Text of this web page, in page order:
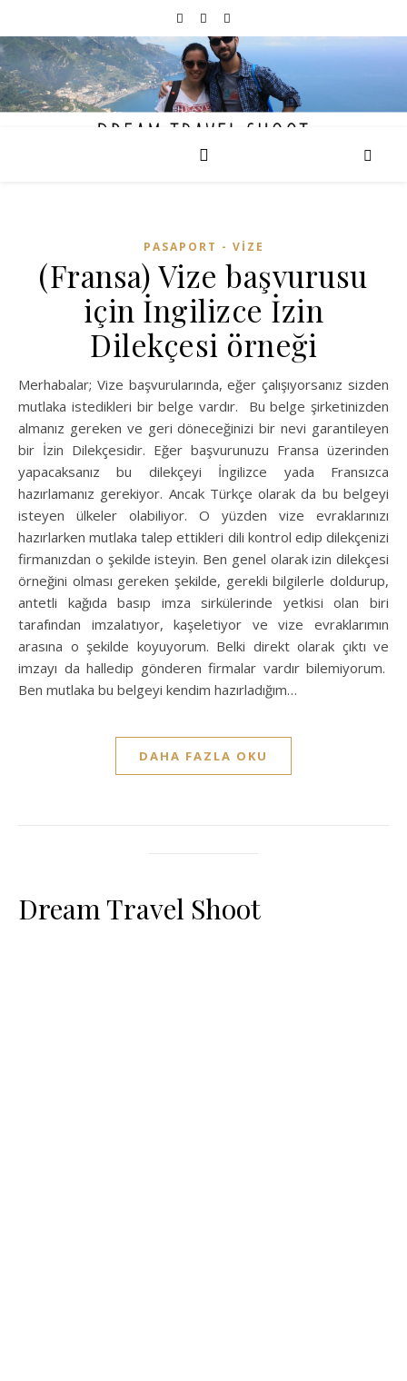
PASAPORT - VİZE
(Fransa) Vize başvurusu
için İngilizce İzin
Dilekçesi örneği
Merhabalar; Vize başvurularında, eğer çalışıyorsanız sizden
mutlaka istedikleri bir belge vardır. Bu belge şirketinizden
almanız gereken ve geri döneceğinizi bir nevi garantileyen
bir İzin Dilekçesidir. Eğer başvurunuzu Fransa üzerinden
yapacaksanız bu dilekçeyi İngilizce yada Fransızca
hazırlamanız gerekiyor. Ancak Türkçe olarak da bu belgeyi
isteyen ülkeler olabiliyor. O yüzden vize evraklarınızı
hazırlarken mutlaka talep ettikleri dili kontrol edip dilekçenizi
firmanızdan o şekilde isteyin. Ben genel olarak izin dilekçesi
örneğini olması gereken şekilde, gerekli bilgilerle doldurup,
antetli kağıda basıp imza sirkülerinde yetkisi olan biri
tarafından imzalatıyor, kaşeletiyor ve vize evraklarımın
arasına o şekilde koyuyorum. Belki direkt olarak çıktı ve
imzayı da halledip gönderen firmalar vardır bilemiyorum.
Ben mutlaka bu belgeyi kendim hazırladığım…
DAHA FAZLA OKU
Dream Travel Shoot